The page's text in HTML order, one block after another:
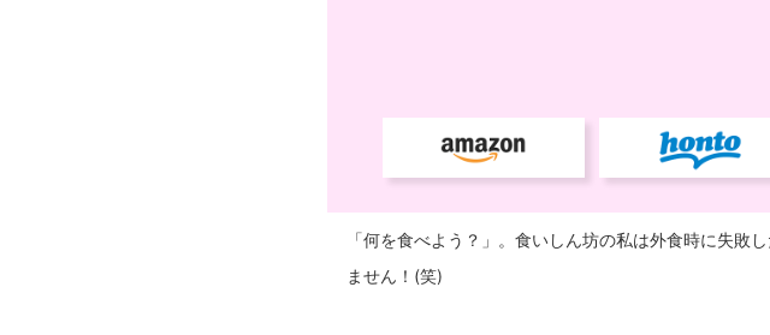
「何を食べよう？」。食いしん坊の私は外食時に失敗
ません！(笑)